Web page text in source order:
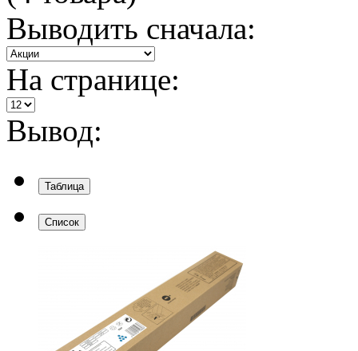
Выводить сначала:
На странице:
Вывод:
Таблица
Список